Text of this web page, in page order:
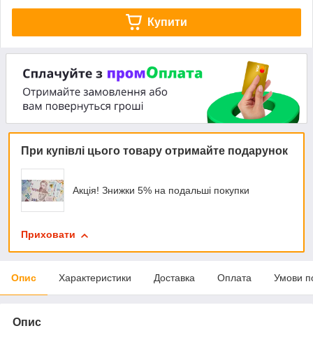
Купити
При купівлі цього товару отримайте подарунок
Акція! Знижки 5% на подальші покупки
Приховати
Опис Характеристики Доставка Оплата Умови
Опис